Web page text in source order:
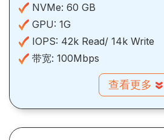
NVMe: 60 GB
GPU: 1G
IOPS: 42k Read/ 14k Write
带宽: 100Mbps
查看更多